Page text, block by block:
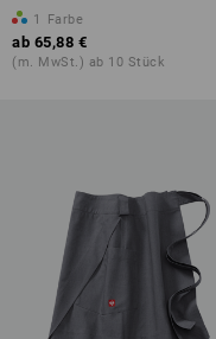
1 Farbe
ab 65,88 €
(m. MwSt.) ab 10 Stück